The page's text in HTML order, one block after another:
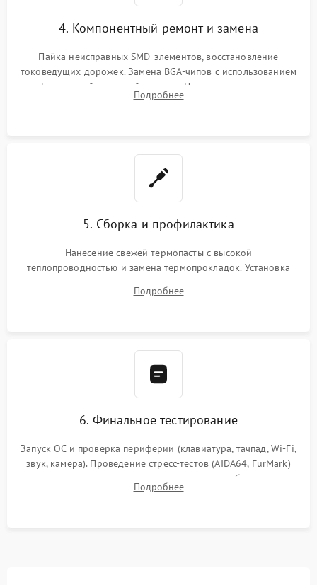
4. Компонентный ремонт и замена
Пайка неисправных SMD-элементов, восстановление
токоведущих дорожек. Замена BGA-чипов с использованием
инфракрасной паяльной станции. Прошивка микросхемы
BIOS или замена поврежденных портов USB
Подробнее
5. Сборка и профилактика
Нанесение свежей термопасты с высокой
теплопроводностью и замена термопрокладок. Установка
шлейфов, модулей памяти и накопителей. Предварительная
Подробнее
6. Финальное тестирование
Запуск ОС и проверка периферии (клавиатура, тачпад, Wi-Fi,
звук, камера). Проведение стресс-тестов (AIDA64, FurMark)
для контроля температурного режима и стабильности
системы под пиковой нагрузкой.
Подробнее